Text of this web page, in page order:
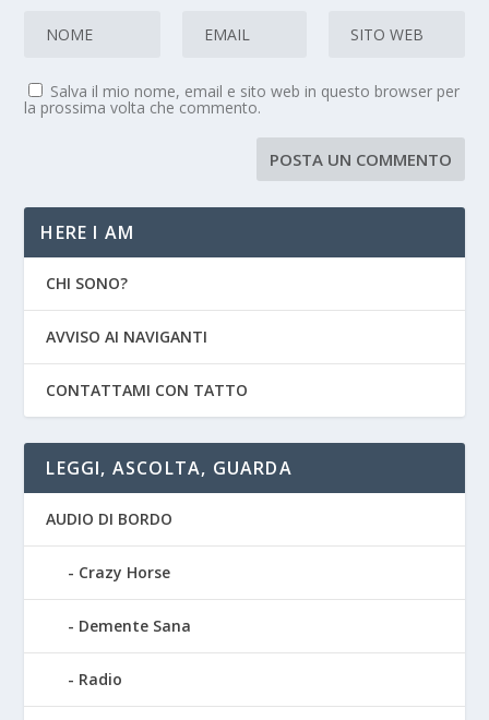
Salva il mio nome, email e sito web in questo browser per
la prossima volta che commento.
HERE I AM
CHI SONO?
AVVISO AI NAVIGANTI
CONTATTAMI CON TATTO
LEGGI, ASCOLTA, GUARDA
AUDIO DI BORDO
Crazy Horse
Demente Sana
Radio